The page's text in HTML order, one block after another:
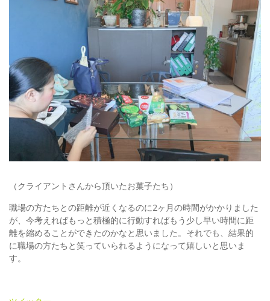
（クライアントさんから頂いたお菓子たち）
職場の方たちとの距離が近くなるのに2ヶ月の時間がかかりました
が、今考えればもっと積極的に行動すればもう少し早い時間に距
離を縮めることができたのかなと思いました。それでも、結果的
に職場の方たちと笑っていられるようになって嬉しいと思いま
す。